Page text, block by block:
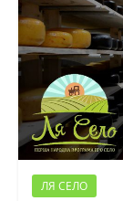
ЛЯ СЕЛО